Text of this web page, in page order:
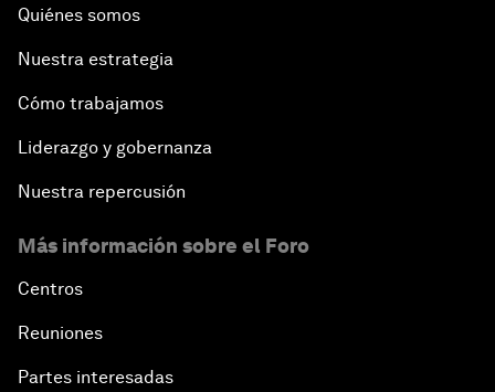
Quiénes somos
Nuestra estrategia
Cómo trabajamos
Liderazgo y gobernanza
Nuestra repercusión
Más información sobre el Foro
Centros
Reuniones
Partes interesadas